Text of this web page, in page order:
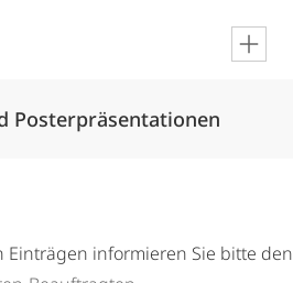
Posterpräsentationen
Einträgen informieren Sie bitte den